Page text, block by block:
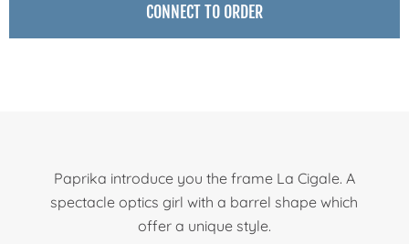
CONNECT TO ORDER
Paprika introduce you the frame La Cigale. A
spectacle optics girl with a barrel shape which
offer a unique style.